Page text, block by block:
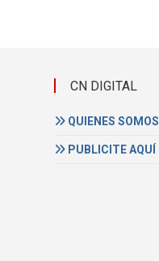
CN DIGITAL
QUIENES SOMOS
PUBLICITE AQUÍ